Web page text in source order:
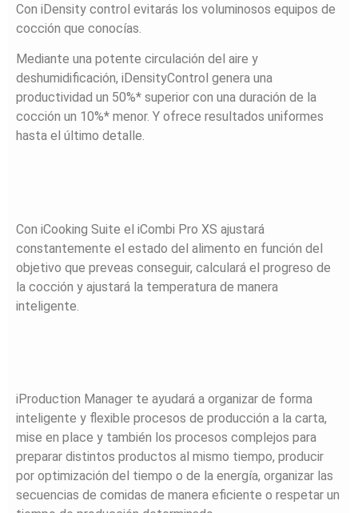
Con iDensity control evitarás los voluminosos equipos de
cocción que conocías.
Mediante una potente circulación del aire y
deshumidificación, iDensityControl genera una
productividad un 50%* superior con una duración de la
cocción un 10%* menor. Y ofrece resultados uniformes
hasta el último detalle.
Con iCooking Suite el iCombi Pro XS ajustará
constantemente el estado del alimento en función del
objetivo que preveas conseguir, calculará el progreso de
la cocción y ajustará la temperatura de manera
inteligente.
iProduction Manager te ayudará a organizar de forma
inteligente y flexible procesos de producción a la carta,
mise en place y también los procesos complejos para
preparar distintos productos al mismo tiempo, producir
por optimización del tiempo o de la energía, organizar las
secuencias de comidas de manera eficiente o respetar un